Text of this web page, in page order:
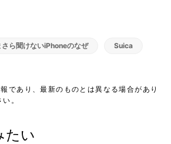
さら聞けないiPhoneのなぜ Suica
であり、最新のものとは異なる場合があり
。
たい